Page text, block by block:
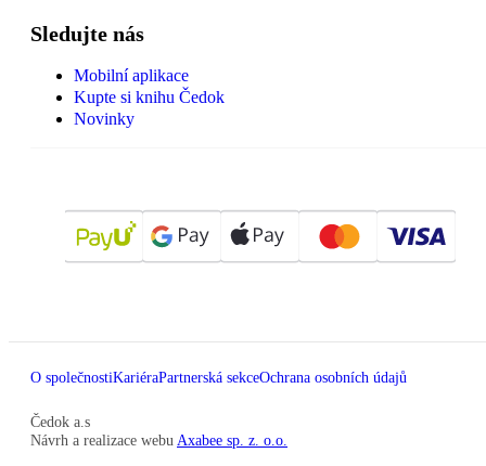
Sledujte nás
Mobilní aplikace
Kupte si knihu Čedok
Novinky
O společnostiKariéraPartnerská sekceOchrana osobních údajů
Čedok a.s
Návrh a realizace webu Axabee sp. z. o.o.